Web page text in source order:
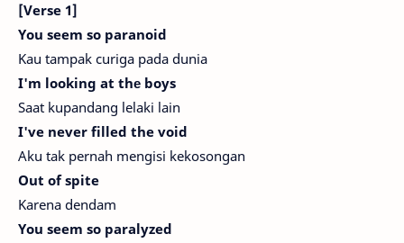
[Verse 1]
You seem so paranoid
Kau tampak curiga pada dunia
I'm looking at thе boys
Saat kupandang lelaki lain
I've never filled the void
Aku tak pernah mengisi kekosongan
Out of spite
Karena dendam
You seem so paralyzed